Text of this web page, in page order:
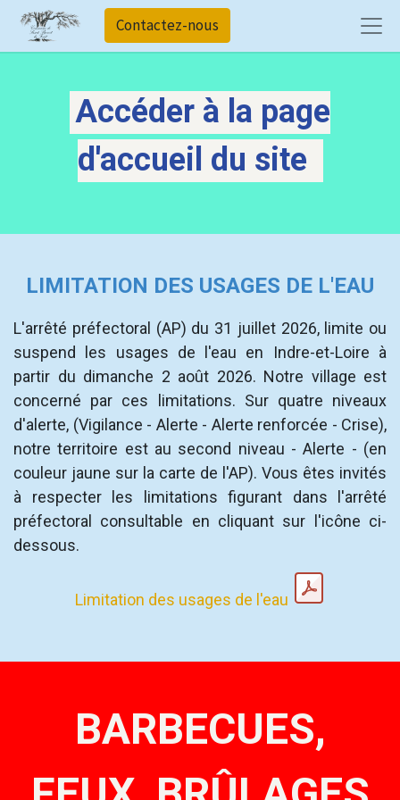
Contactez-nous
Accéder à la page
d'accueil du site
LIMITATION DES USAGES DE L'EAU
L'arrêté préfectoral (AP) du 31 juillet 2026, limite ou
suspend les usages de l'eau en Indre-et-Loire à
partir du dimanche 2 août 2026. Notre village est
concerné par ces limitations. Sur quatre niveaux
d'alerte, (Vigilance - Alerte - Alerte renforcée - Crise),
notre territoire est au second niveau - Alerte - (en
couleur jaune sur la carte de l'AP). Vous êtes invités
à respecter les limitations figurant dans l'arrêté
préfectoral consultable en cliquant sur l'icône ci-
dessous.
Limitation des usages de l'eau
BARBECUES,